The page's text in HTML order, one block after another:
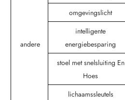
andere
omgevingslicht
intelligente
energiebesparing
stoel met snelsluiting En
Hoes
lichaamssleutels